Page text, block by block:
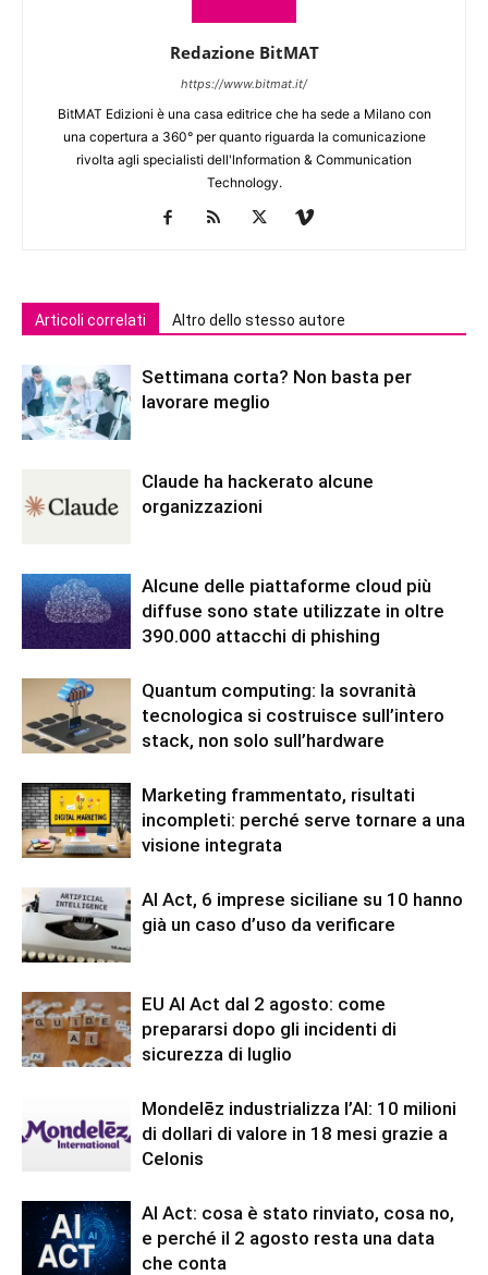
Redazione BitMAT
https://www.bitmat.it/
BitMAT Edizioni è una casa editrice che ha sede a Milano con
una copertura a 360° per quanto riguarda la comunicazione
rivolta agli specialisti dell'lnformation & Communication
Technology.
Articoli correlati Altro dello stesso autore
Settimana corta? Non basta per
lavorare meglio
Claude ha hackerato alcune
organizzazioni
Alcune delle piattaforme cloud più
diffuse sono state utilizzate in oltre
390.000 attacchi di phishing
Quantum computing: la sovranità
tecnologica si costruisce sull’intero
stack, non solo sull’hardware
Marketing frammentato, risultati
incompleti: perché serve tornare a una
visione integrata
AI Act, 6 imprese siciliane su 10 hanno
già un caso d’uso da verificare
EU AI Act dal 2 agosto: come
prepararsi dopo gli incidenti di
sicurezza di luglio
Mondelēz industrializza l’AI: 10 milioni
di dollari di valore in 18 mesi grazie a
Celonis
AI Act: cosa è stato rinviato, cosa no,
e perché il 2 agosto resta una data
che conta